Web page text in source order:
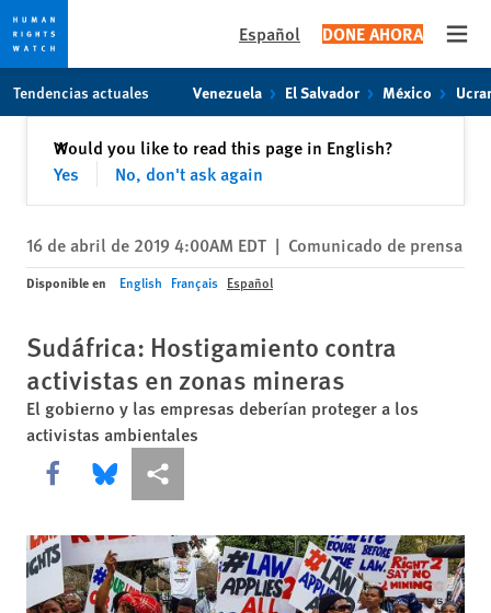
content
Español DONE AHORA
Tendencias actuales Venezuela El Salvador México
Would you like to read this page in English?
Yes
No, don't ask again
✕Cerrar
16 de abril de 2019 4:00AM EDT | Comunicado de prensa
Disponible en English Français Español
Sudáfrica: Hostigamiento contra
activistas en zonas mineras
El gobierno y las empresas deberían proteger a los
activistas ambientales
Share this via Facebook
Share this via Bluesky
Share this via Compartir